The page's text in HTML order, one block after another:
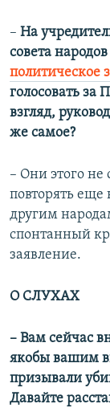
–​ На
совета
политическое
голосовать
взгляд,
же самое?
– Они этого не
повторять еще
другим
спонтанный
заявление.
О СЛУХАХ
–​ Вам сейчас
якобы вашим
призывали
Давайте